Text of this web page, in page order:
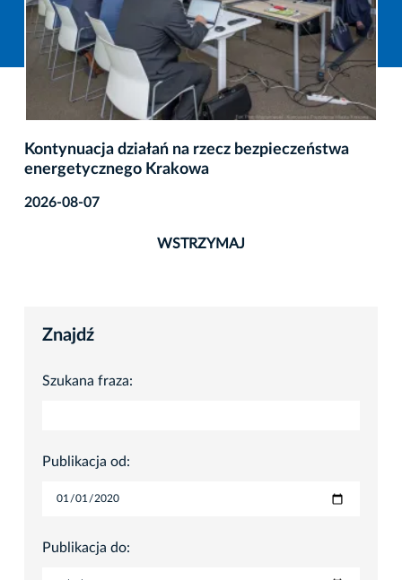
Kontynuacja działań na rzecz bezpieczeństwa
energetycznego Krakowa
2026-08-07
WSTRZYMAJ
Znajdź
Szukana fraza:
Publikacja od:
Publikacja do: